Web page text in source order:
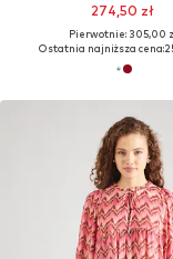
274,50 zł
Pierwotnie: 305,00
Ostatnia najniższa cena: